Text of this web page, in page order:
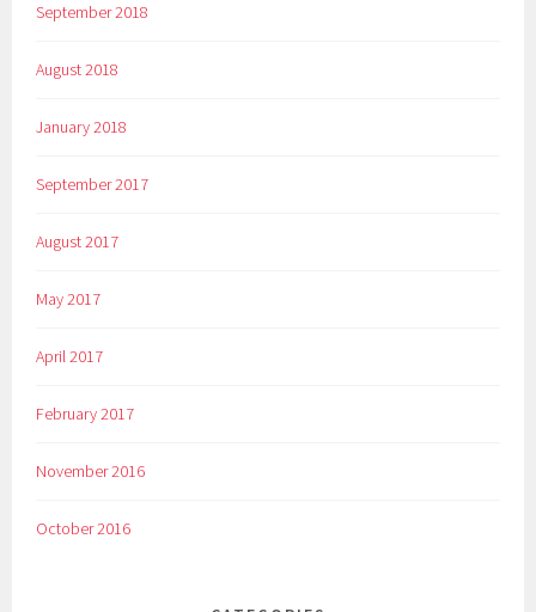
September 2018
August 2018
January 2018
September 2017
August 2017
May 2017
April 2017
February 2017
November 2016
October 2016